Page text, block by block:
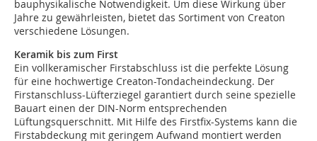
bauphysikalische Notwendigkeit. Um diese Wirkung über
Jahre zu gewährleisten, bietet das Sortiment von Creaton
verschiedene Lösungen.
Keramik bis zum First
Ein vollkeramischer Firstabschluss ist die perfekte Lösung
für eine hochwertige Creaton-Tondacheindeckung. Der
Firstanschluss-Lüfterziegel garantiert durch seine spezielle
Bauart einen der DIN-Norm entsprechenden
Lüftungsquerschnitt. Mit Hilfe des Firstfix-Systems kann die
Firstabdeckung mit geringem Aufwand montiert werden